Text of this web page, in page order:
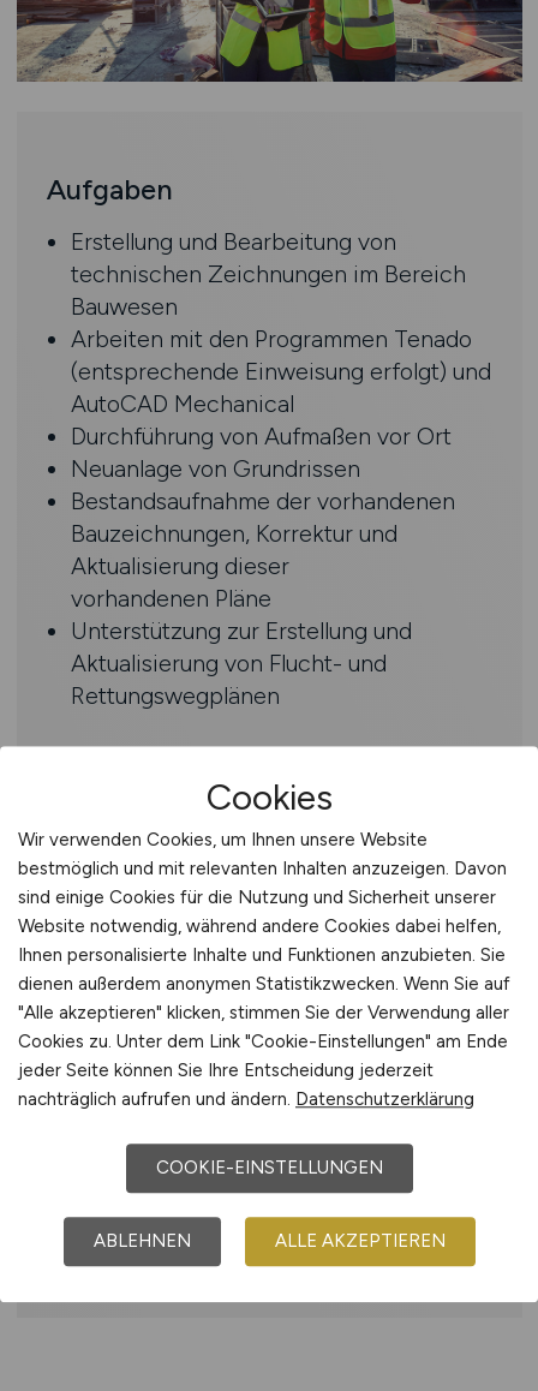
Aufgaben
Erstellung und Bearbeitung von
technischen Zeichnungen im Bereich
Bauwesen
Arbeiten mit den Programmen Tenado
(entsprechende Einweisung erfolgt) und
AutoCAD Mechanical
Durchführung von Aufmaßen vor Ort
Neuanlage von Grundrissen
Bestandsaufnahme der vorhandenen
Bauzeichnungen, Korrektur und
Aktualisierung dieser
vorhandenen Pläne
Unterstützung zur Erstellung und
Aktualisierung von Flucht- und
Rettungswegplänen
Ausbildung als Bauzeichner:in oder
vergleichbare Qualifikation
Gute Kenntnisse in AutoCAD
(Mechanical) zwingend notwendig
Gute Kenntnisse in Tenado von Vorteil,
aber kein Muss
Führerschein Klasse B von Vorteil –
wegen der Betreuung der
verschiedenen Westerwald-Standorte
Gute Deutschkenntnisse
Vielfältige Projekte und vielseitige
Aufgaben
Cookies
Wir verwenden Cookies, um Ihnen unsere Website
bestmöglich und mit relevanten Inhalten anzuzeigen. Davon
sind einige Cookies für die Nutzung und Sicherheit unserer
Website notwendig, während andere Cookies dabei helfen,
Ihnen personalisierte Inhalte und Funktionen anzubieten. Sie
dienen außerdem anonymen Statistikzwecken. Wenn Sie auf
"Alle akzeptieren" klicken, stimmen Sie der Verwendung aller
Cookies zu. Unter dem Link "Cookie-Einstellungen" am Ende
jeder Seite können Sie Ihre Entscheidung jederzeit
nachträglich aufrufen und ändern. Datenschutzerklärung
COOKIE-EINSTELLUNGEN
ABLEHNEN ALLE AKZEPTIEREN